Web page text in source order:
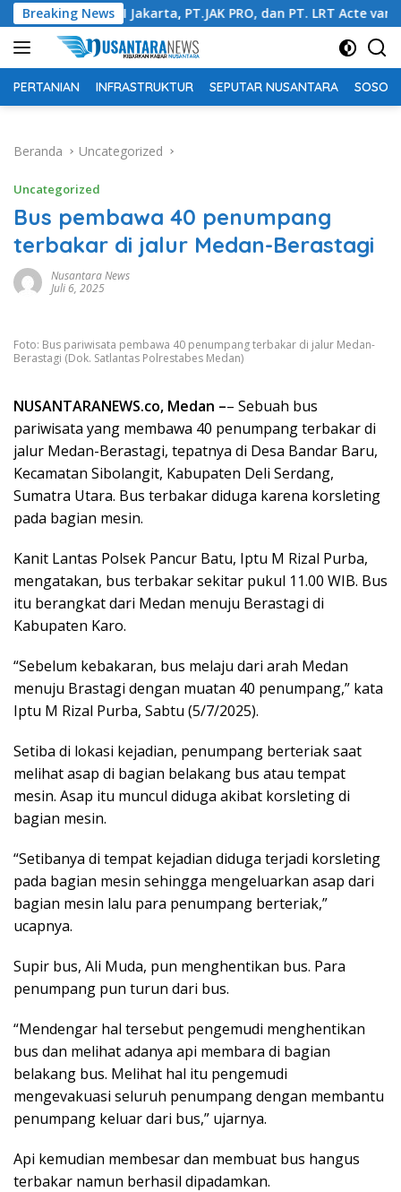
Langsung
ke
konten
Breaking News
DKI Jakarta, PT.JAK PRO, dan PT. LRT Acte van
PERTANIAN INFRASTRUKTUR SEPUTAR NUSANTARA SOSOK
Beranda Uncategorized
Uncategorized
Bus pembawa 40 penumpang
terbakar di jalur Medan-Berastagi
Nusantara News
Juli 6, 2025
Foto: Bus pariwisata pembawa 40 penumpang terbakar di jalur Medan-
Berastagi (Dok. Satlantas Polrestabes Medan)
NUSANTARANEWS.co, Medan –– Sebuah bus
pariwisata yang membawa 40 penumpang terbakar di
jalur Medan-Berastagi, tepatnya di Desa Bandar Baru,
Kecamatan Sibolangit, Kabupaten Deli Serdang,
Sumatra Utara. Bus terbakar diduga karena korsleting
pada bagian mesin.
Kanit Lantas Polsek Pancur Batu, Iptu M Rizal Purba,
mengatakan, bus terbakar sekitar pukul 11.00 WIB. Bus
itu berangkat dari Medan menuju Berastagi di
Kabupaten Karo.
“Sebelum kebakaran, bus melaju dari arah Medan
menuju Brastagi dengan muatan 40 penumpang,” kata
Iptu M Rizal Purba, Sabtu (5/7/2025).
Setiba di lokasi kejadian, penumpang berteriak saat
melihat asap di bagian belakang bus atau tempat
mesin. Asap itu muncul diduga akibat korsleting di
bagian mesin.
“Setibanya di tempat kejadian diduga terjadi korsleting
pada bagian mesin sehingga mengeluarkan asap dari
bagian mesin lalu para penumpang berteriak,”
ucapnya.
Supir bus, Ali Muda, pun menghentikan bus. Para
penumpang pun turun dari bus.
“Mendengar hal tersebut pengemudi menghentikan
bus dan melihat adanya api membara di bagian
belakang bus. Melihat hal itu pengemudi
mengevakuasi seluruh penumpang dengan membantu
penumpang keluar dari bus,” ujarnya.
Api kemudian membesar dan membuat bus hangus
terbakar namun berhasil dipadamkan.